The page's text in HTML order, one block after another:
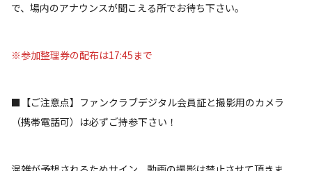
で、場内のアナウンスが聞こえる所でお待ち下さい。
※参加整理券の配布は17:45まで
■【ご注意点】ファンクラブデジタル会員証と撮影用のカメラ
（携帯電話可）は必ずご持参下さい！